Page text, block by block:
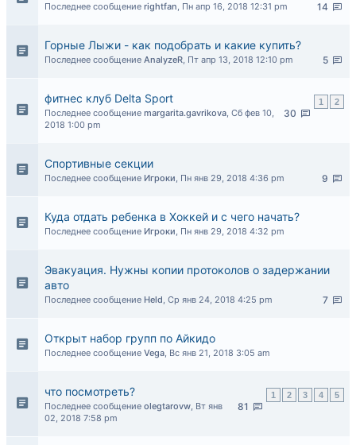
14
Последнее сообщение rightfan, Пн апр 16, 2018 12:31 pm
Горные Лыжи - как подобрать и какие купить?
5
Последнее сообщение AnalyzeR, Пт апр 13, 2018 12:10 pm
фитнес клуб Delta Sport 1 2
30
Последнее сообщение margarita.gavrikova, Сб фев 10,
2018 1:00 pm
Спортивные секции
9
Последнее сообщение Игроки, Пн янв 29, 2018 4:36 pm
Куда отдать ребенка в Хоккей и с чего начать?
Последнее сообщение Игроки, Пн янв 29, 2018 4:32 pm
Эвакуация. Нужны копии протоколов о задержании
авто
7
Последнее сообщение Held, Ср янв 24, 2018 4:25 pm
Открыт набор групп по Айкидо
Последнее сообщение Vega, Вс янв 21, 2018 3:05 am
что посмотреть? 1 2 3 4 5
81
Последнее сообщение olegtarovw, Вт янв
02, 2018 7:58 pm